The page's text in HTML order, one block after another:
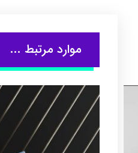
موارد مرتبط ...